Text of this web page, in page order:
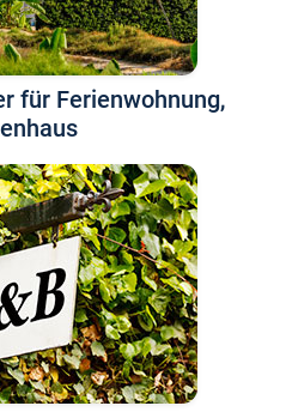
für Ferienwohnung,